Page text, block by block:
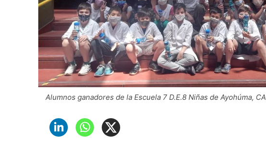
Alumnos ganadores de la Escuela 7 D.E.8 Niñas de Ayohúma,